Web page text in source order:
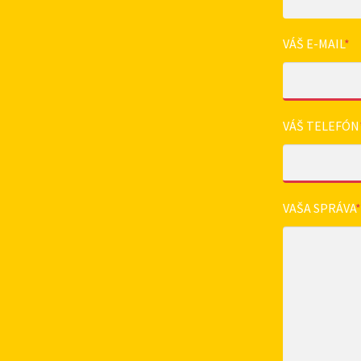
VÁŠ E-MAIL*
VÁŠ TELEFÓN
VAŠA SPRÁVA*